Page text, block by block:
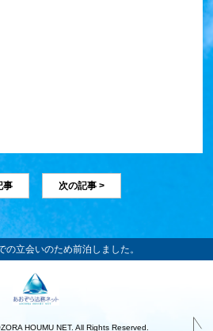
事 次の記事 >
の立会いのため前泊しました。
HOUMU NET. All Rights Reserved.